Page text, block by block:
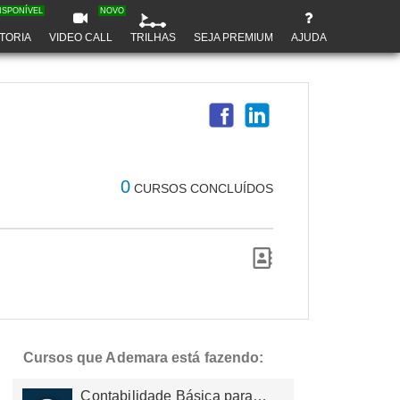
VIDEO CALL
NOVO
TRILHAS SEJA PREMIUM AJUDA
0 CURSOS CONCLUÍDOS
Cursos que Ademara está fazendo:
Contabilidade Básica para